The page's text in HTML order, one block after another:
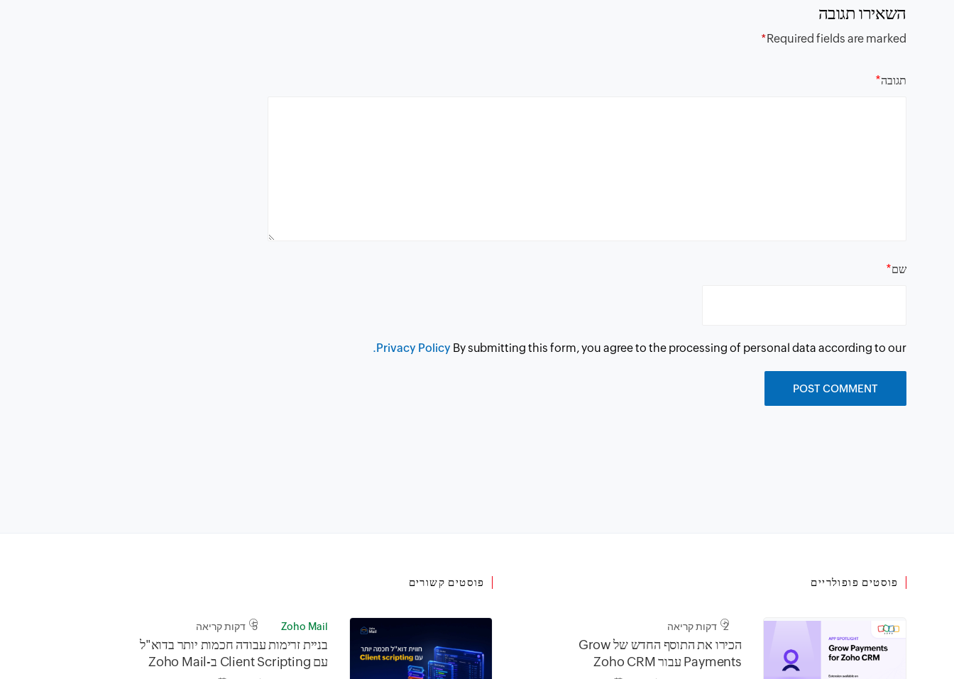
השאירו תגובה
Required fields are marked
*
תגובה*
שם*
By submitting this form, you agree to the processing of personal data according to our
Privacy Policy.
פוסטים פופולריים
2 דקות קריאה
הכירו את התוסף החדש של Grow
Payments עבור Zoho CRM
פוסטים קשורים
Zoho Mail 5 דקות קריאה
בניית זרימות עבודה חכמות יותר בדוא"ל
עם Client Scripting ב-Zoho Mail